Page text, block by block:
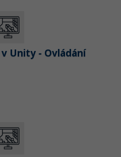
Unity - Ovládání